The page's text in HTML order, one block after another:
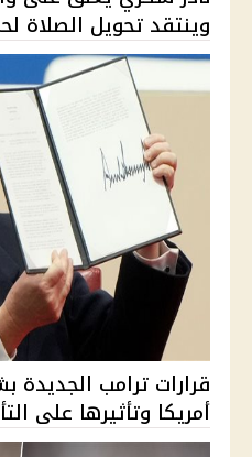
وينتقد تحويل
قرارات ترامب
أمريكا وتأثيرها على